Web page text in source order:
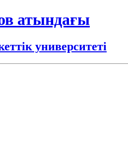
атындағы
университеті